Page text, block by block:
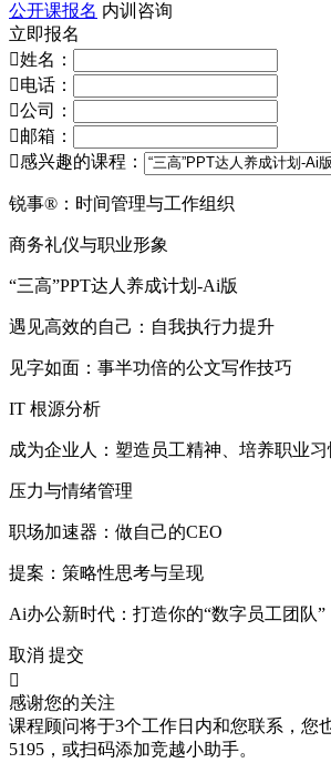
公开课报名 内训咨询
立即报名
姓名：
电话：
公司：
邮箱：
感兴趣的课程：
锐事®：时间管理与工作组织
商务礼仪与职业形象
“三高”PPT达人养成计划-Ai版
遇见高效的自己：自我执行力提升
见字如面：事半功倍的公文写作技巧
IT 根源分析
成为企业人：塑造员工精神、培养职业习
压力与情绪管理
职场加速器：做自己的CEO
提案：策略性思考与呈现
Ai办公新时代：打造你的“数字员工团队”
取消 提交

感谢您的关注
课程顾问将于3个工作日内和您联系，您
5195，或扫码添加竞越小助手。